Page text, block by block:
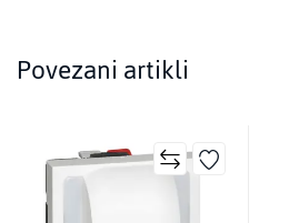
Povezani artikli